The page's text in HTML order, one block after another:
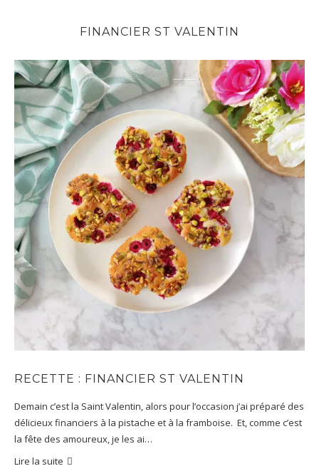
FINANCIER ST VALENTIN
RECETTE : FINANCIER ST VALENTIN
Demain c’est la Saint Valentin, alors pour l’occasion j’ai préparé des
délicieux financiers à la pistache et à la framboise. Et, comme c’est
la fête des amoureux, je les ai…
Lire la suite